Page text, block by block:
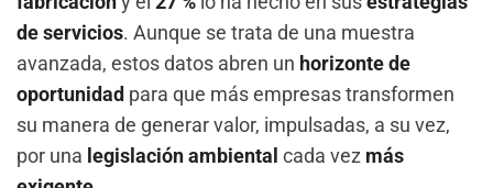
de servicios. Aunque se trata de una muestra
avanzada, estos datos abren un horizonte de
oportunidad para que más empresas transformen
su manera de generar valor, impulsadas, a su vez,
por una legislación ambiental cada vez más